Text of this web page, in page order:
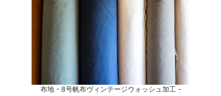
布地 - 8号帆布ヴィンテージウォッシュ加工 -